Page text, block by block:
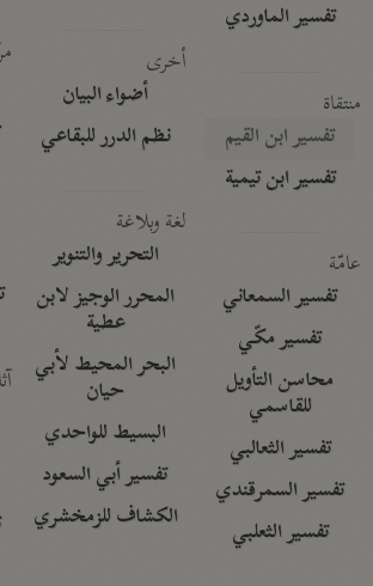
تفسير الماوردي
منتقاة
تفسير ابن القيم
تفسير ابن تيمية
عامّة
تفسير السمعاني
تفسير مكّي
محاسن التأويل
للقاسمي
تفسير الثعالبي
تفسير السمرقندي
تفسير الثعلبي
أخرى
أضواء البيان
نظم الدرر للبقاعي
لغة وبلاغة
التحرير والتنوير
المحرر الوجيز لابن
عطية
البحر المحيط لأبي
حيان
البسيط للواحدي
تفسير أبي السعود
الكشاف للزمخشري